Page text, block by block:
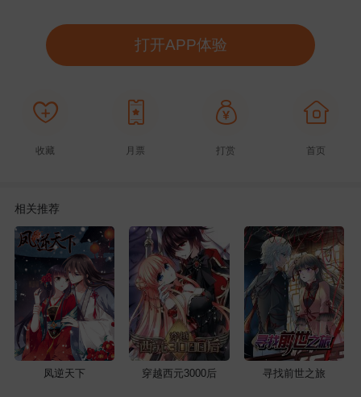
打开APP体验
收藏 月票 打赏 首页
相关推荐
凤逆天下 穿越西元3000后 寻找前世之旅